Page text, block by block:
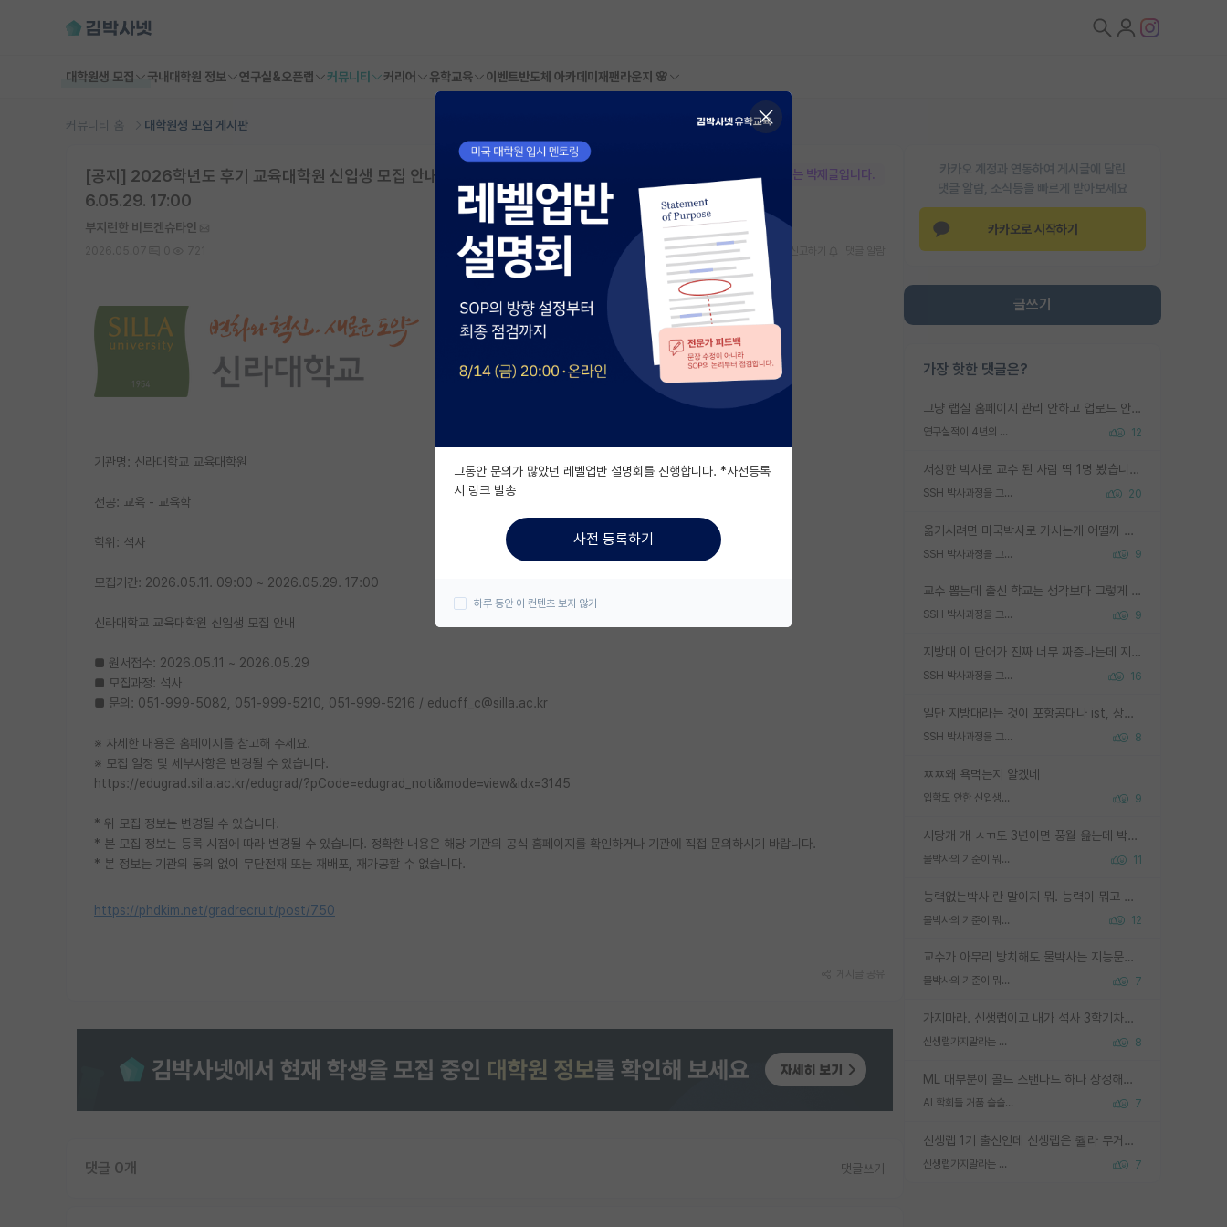
대학원생 모집 국내대학원 정보 연구실&오픈랩 커뮤니티 커리어 유학교육 이벤트반도체 아카데미 재팬라운지 🌸
커뮤니티 홈 대학원생 모집 게시판
카카오 계정과 연동하여 게시글에 달린
댓글 알람, 소식등을 빠르게 받아보세요
카카오로 시작하기
글쓰기
가장 핫한 댓글은?
그냥 랩실 홈페이지 관리 안하고 업로드 안한거 아님?
연구실적이 4년의 공백이 있는거 어떻게 생각하냐 12
서성한 박사로 교수 된 사람 딱 1명 봤습니다. 근데 지방대 박사로 교수된 거는 기적이 일어나야되요. 서성한 학부부터여도 빡센게 교수임용일텐데 지방대박사로 무슨 교수가 되나요...... 중소기업/중견기업 팀장급/연구소장급이나 될거 같네요.
SSH 박사과정을 그만두고 지방대 박사로 옮기면 교수의 꿈은 끝일까요? 20
옮기시려면 미국박사로 가시는게 어떨까 싶네요. 교수가 꿈이면 미국박사 하고 미국교수 까지 같이 노리시는게 기회가 많지 않을까요?
SSH 박사과정을 그만두고 지방대 박사로 옮기면 교수의 꿈은 끝일까요? 9
교수 뽑는데 출신 학교는 생각보다 그렇게 안 봄. 앞으로는 더 안 보게 될거임. 박사는 어디서 진행해도 됨. 단, 제대로 쌓고 좋은 실적 만들 수 있다면. 그런데 지방대는 그럴 가능성이 지극히 낮음. 나만 열심히 잘 하면 된다? 인간은 주변 환경에 지배되는 나약한 존재임. 주변의 지방대 대학원생과 섞이고 지방 특유의 여유로움 또는 나쁘게 얘기해서 나태함에 젖어 살다보면 교수의 꿈 자체를 잊어버리게 될 가능성도 있음. 주변 환경이 70~80%임.
SSH 박사과정을 그만두고 지방대 박사로 옮기면 교수의 꿈은 끝일까요? 9
지방대 이 단어가 진짜 너무 짜증나는데 지방대면 다 그냥 쓰레기인가요? 무슨 말 같지도 않은 댓글들이 있는건지??? 지방에도 충분히 좋은 대학 많고 충분히 잘하는 교수님들 많습니다 포항공대 4개 IST 대표 지거국들 여기 모두 다 지방에 있고 여기 출신들 중에 교수하는 분들 적지 않습니다 지거국 출신이 무슨 교수를 하냐?라고 생각할 사람들 많은데 상위 대표 지거국에 아웃라이어들 많습니다 결국 개인의 연구역량과 실적이 중요합니다 이 역량을 펼치는데 있어서 지도교수와의 합도 중요합니다. 그리고 경력이 필요하면 해외포닥까지 다녀오세요
SSH 박사과정을 그만두고 지방대 박사로 옮기면 교수의 꿈은 끝일까요? 16
일단 지방대라는 것이 포항공대나 ist, 상위 지거국은 아니라고 생각하겠습니다. 그런곳은 서성한에 비해 소위 대학 네임밸류가 크게 뒤떨어지지는 않으니까요. 대학 이름이 중요하냐? 당연합니다. 대학 이름이 좋아서 좋은 아웃풋이 나오는 것이냐, 좋은 대학은 좋은 사람과 좋은 기회가 몰려있으니 아웃풋도 자연스럽게 좋아지는 것이냐? 대답하기 어려운 문제입니다. 아직 한국 사회에서 학벌을 보는 것도, 특히 이공계를 중심으로 학벌보다는 실적 위주라는 분위기가 형성되는 것도 사실입니다. 지방대 출신으로 전임교수가 될수 있느냐? 가능 불가능을 따지면 당연히 가능입니다. 지방대 박사 출신으로 전임교원이 된 경우가 실제로 있으니까요. 현실적인 가능성이 있느냐? 지금 이정도 대학의 교수가 되고싶다고 생각되는 대학 들어가서 컴공과 교수 목록 켜고 박사 어디서 받았는지 쭉 한번 보세요. 냉정하게 지방대 출신인 분들이 많지는 않으실겁니다.
SSH 박사과정을 그만두고 지방대 박사로 옮기면 교수의 꿈은 끝일까요? 8
ㅉㅉ왜 욕먹는지 알겠네
입학도 안한 신입생이 원래 관심을 받나요 9
서당개 개 ㅅㄲ도 3년이면 풍월 읊는데 박사 5년 이상 대리고 있으면서 물된건 교수 탓 맞는ㄱ게 거기가 서당이 아니란 소리임
물박사의 기준이 뭐임? 11
능력없는박사 란 말이지 뭐. 능력이 뭐고 능력이 있다는게 뭔지는 사람마다 기준이 다르니까 얘기해봐야 서로 자기 기준만 얘기해서 논쟁이 끝이 안나고. 주위에서 능력있고 야심있는 신입생이 교수가 유의미한 피드백을 아예 안주면서 제대로된 과제에 참여해볼 기회도 제공하지 않고 잡일 뺑뺑이만 돌려서 맨날 단순작업만 하면서 밤새다가 눈빛이 점점 죽어가는걸 본 사람은 물박사는 교수탓이라고 하고, 교수는 이것저것 알려도 주고 기회도 주고 사수 동기 붙여주면서 어떻게든 끌고가려고 하는데 본인이 매일 뺀질거리면서 출근 하는둥마는둥 하다가 기껏 와서도 폰이나 쳐다보다가 실험 망치고 저녁약속있어서 먼저 가볼게요~ 하는걸 본 사람은 물박사는 본인탓이라고 함.
물박사의 기준이 뭐임? 12
교수가 아무리 방치해도 물박사는 지능문제고 본인 의지 문제임. 만물 교수탓 하는 애들이 이상한거임.
물박사의 기준이 뭐임? 7
가지마라. 신생랩이고 내가 석사 3학기차인데 최고참인데 나도 아무것도 모르는데 교수가 후배들 왜 논문 교육 안시키냐. 논문 왜 안 써오냐 닦달한다
신생랩가지말라는 이유가 있었구나 8
ML 대부분이 골드 스탠다드 하나 상정해놓고 (벤치마크 데이터셋이 여러 개면 여러 개 상정) 그거 얼마나 잘 맞추나 싸움임 가끔 번뜩이는 설계 철학을 보여주는 논문들도 있지만 대부분 그거 성적 얼마나 더 올리느라에 혈안이 되어 있는 측면이 잇음
AI 학회들 거품 슬슬 지적이 나오네요 7
신생랩 1기 출신인데 신생랩은 줠라 무거운 바벨 같은거임. 들면 대박인데 못들면 깔려 죽음. 아무도 알려주지 않는 환경에서 자생해야하지만, 일단 살아남았다면 그 어떤 사람보다 악착같고 생존력 높은 사람으로 거듭날 수 있음
신생랩가지말라는 이유가 있었구나 7
본문이 수정되지 않는 박제글입니다.
[공지] 2026학년도 후기 교육대학원 신입생 모집 안내 | 신라대학교 교육대학원 | 마감: 202
6.05.29. 17:00
부지런한 비트겐슈타인
스크랩
기관명: 신라대학교 교육대학원
전공: 교육 - 교육학
학위: 석사
모집기간: 2026.05.11. 09:00 ~ 2026.05.29. 17:00
신라대학교 교육대학원 신입생 모집 안내
■ 원서접수: 2026.05.11 ~ 2026.05.29
■ 모집과정: 석사
■ 문의: 051-999-5082, 051-999-5210, 051-999-5216 / eduoff_c@silla.ac.kr
※ 자세한 내용은 홈페이지를 참고해 주세요.
※ 모집 일정 및 세부사항은 변경될 수 있습니다.
https://edugrad.silla.ac.kr/edugrad/?pCode=edugrad_noti&mode=view&idx=3145
* 위 모집 정보는 변경될 수 있습니다.
* 본 모집 정보는 등록 시점에 따라 변경될 수 있습니다. 정확한 내용은 해당 기관의 공식 홈페이지를 확인하거나 기관에 직접 문의하시기 바랍니다.
* 본 정보는 기관의 동의 없이 무단전재 또는 재배포, 재가공할 수 없습니다.
https://phdkim.net/gradrecruit/post/750
댓글 0개 댓글쓰기
그동안 문의가 많았던 레벨업반 설명회를 진행합니다. *사전등록
시 링크 발송
사전 등록하기
하루 동안 이 컨텐츠 보지 않기